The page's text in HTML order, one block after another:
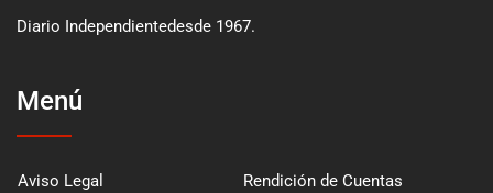
Diario Independientedesde 1967.
Menú
Aviso Legal
Rendición de Cuentas